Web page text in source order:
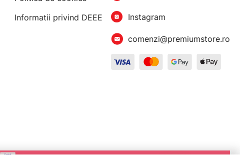
Informatii privind DEEE
Instagram
comenzi@premiumstore.ro